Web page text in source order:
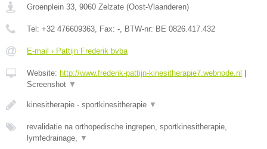
Groenplein 33, 9060 Zelzate (Oost-Vlaanderen)
Tel: +32 476609363, Fax: -, BTW-nr: BE 0826.417.432
E-mail › Pattijn Frederik bvba
Website: http://www.frederik-pattijn-kinesitherapie7.webnode.nl
Screenshot ▼
kinesitherapie - sportkinesitherapie ▼
revalidatie na orthopedische ingrepen, sportkinesitherapie,
lymfedrainage, ▼